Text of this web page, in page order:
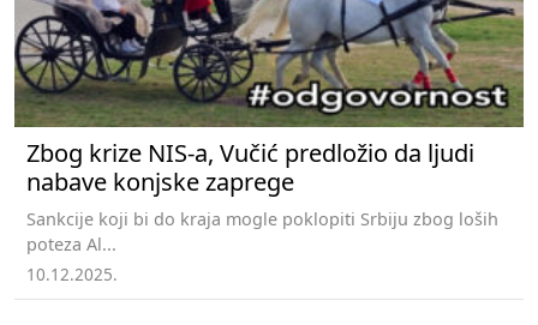
Zbog krize NIS-a, Vučić predložio da ljudi
nabave konjske zaprege
Sankcije koji bi do kraja mogle poklopiti Srbiju zbog loših
poteza Al...
10.12.2025.